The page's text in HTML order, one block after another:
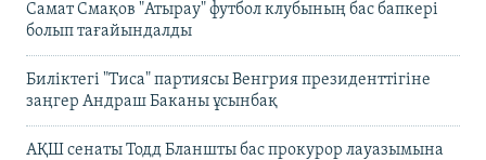
Самат Смақов "Атырау" футбол клубының бас бапкері
болып тағайындалды
Биліктегі "Тиса" партиясы Венгрия президенттігіне
заңгер Андраш Баканы ұсынбақ
АҚШ сенаты Тодд Бланшты бас прокурор лауазымына